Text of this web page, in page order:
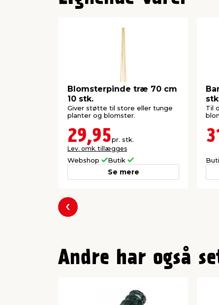
Blomsterpinde træ 70 cm
10 stk.
Giver støtte til store eller tunge
planter og blomster.
29,95pr. stk.
Lev. omk. tillægges
Webshop Butik
Se mere
Til
Forrige
Andre har også